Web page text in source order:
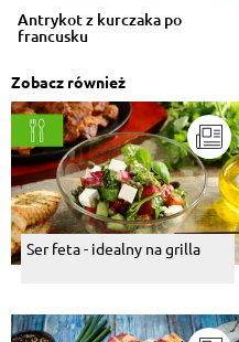
Antrykot z kurczaka po
francusku
Zobacz również
Ser feta - idealny na grilla